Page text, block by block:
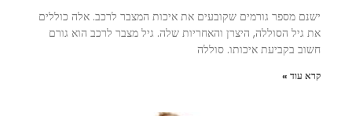
ישנם מספר גורמים שקובעים את איכות המצבר לרכב. אלה כוללים
את גיל הסוללה, היצרן והאחריות שלה. גיל מצבר לרכב הוא גורם
חשוב בקביעת איכותו. סוללה
קרא עוד »